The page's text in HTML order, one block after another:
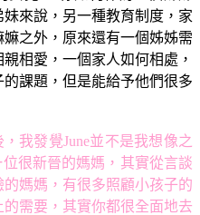
來說，另一種教育制度，家
之外，原來還有一個姊姊需
相愛，一個家人如何相處，
課題，但是能給予他們很多
我發覺June並不是我想像之
很新晉的媽媽，其實從言談
媽媽，有很多照顧小孩子的
需要，其實你都很全面地去